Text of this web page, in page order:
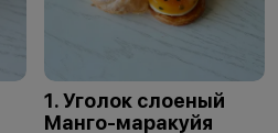
1. Уголок слоеный
Манго-маракуйя